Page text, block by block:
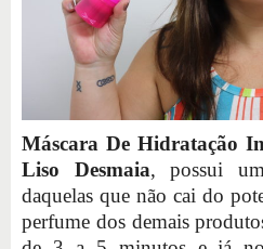
Máscara De Hidratação
Liso Desmaia, possui
daquelas que não cai do
perfume dos demais